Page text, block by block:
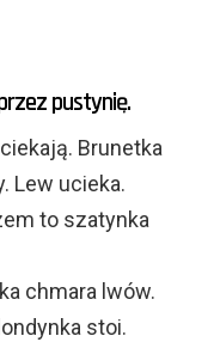
pustynię.
Brunetka
Lew ucieka.
to szatynka
chmara lwów.
stoi.